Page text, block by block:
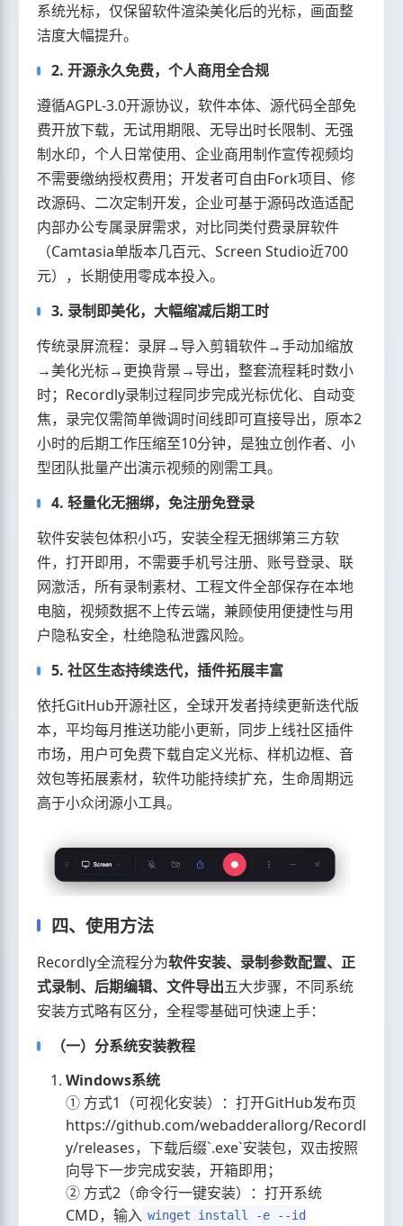
系统光标，仅保留软件渲染美化后的光标，画面整
洁度大幅提升。
2. 开源永久免费，个人商用全合规
遵循AGPL-3.0开源协议，软件本体、源代码全部免
费开放下载，无试用期限、无导出时长限制、无强
制水印，个人日常使用、企业商用制作宣传视频均
不需要缴纳授权费用；开发者可自由Fork项目、修
改源码、二次定制开发，企业可基于源码改造适配
内部办公专属录屏需求，对比同类付费录屏软件
（Camtasia单版本几百元、Screen Studio近700
元），长期使用零成本投入。
3. 录制即美化，大幅缩减后期工时
传统录屏流程：录屏→导入剪辑软件→手动加缩放
→美化光标→更换背景→导出，整套流程耗时数小
时；Recordly录制过程同步完成光标优化、自动变
焦，录完仅需简单微调时间线即可直接导出，原本2
小时的后期工作压缩至10分钟，是独立创作者、小
型团队批量产出演示视频的刚需工具。
4. 轻量化无捆绑，免注册免登录
软件安装包体积小巧，安装全程无捆绑第三方软
件，打开即用，不需要手机号注册、账号登录、联
网激活，所有录制素材、工程文件全部保存在本地
电脑，视频数据不上传云端，兼顾使用便捷性与用
户隐私安全，杜绝隐私泄露风险。
5. 社区生态持续迭代，插件拓展丰富
依托GitHub开源社区，全球开发者持续更新迭代版
本，平均每月推送功能小更新，同步上线社区插件
市场，用户可免费下载自定义光标、样机边框、音
效包等拓展素材，软件功能持续扩充，生命周期远
高于小众闭源小工具。
四、使用方法
Recordly全流程分为软件安装、录制参数配置、正
式录制、后期编辑、文件导出五大步骤，不同系统
安装方式略有区分，全程零基础可快速上手：
（一）分系统安装教程
Windows系统
① 方式1（可视化安装）：打开GitHub发布页
https://github.com/webadderallorg/Recordl
y/releases，下载后缀`.exe`安装包，双击按照
向导下一步完成安装，开箱即用；
② 方式2（命令行一键安装）：打开系统
CMD，输入 winget install -e --id